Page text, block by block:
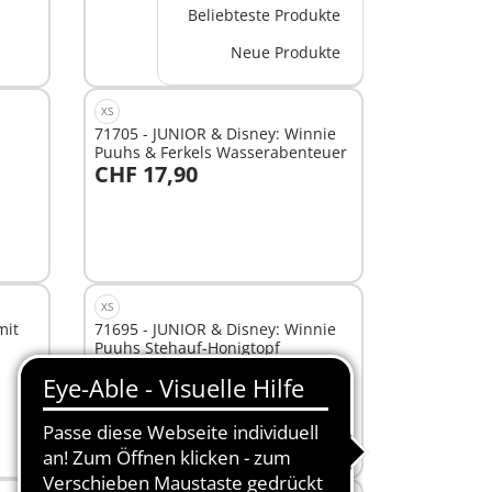
Beliebteste Produkte
Neue Produkte
XS
71705 - JUNIOR & Disney: Winnie
Puuhs & Ferkels Wasserabenteuer
CHF 17,90
In den Warenkorb
XS
71695 - JUNIOR & Disney: Winnie
Puuhs Stehauf-Honigtopf
In den Warenkorb